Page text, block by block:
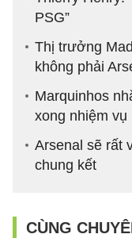
PSG”
Thị trưởng
không phải
Marquinhos
xong nhiệm vụ
Arsenal sẽ rất
chung kết
CÙNG